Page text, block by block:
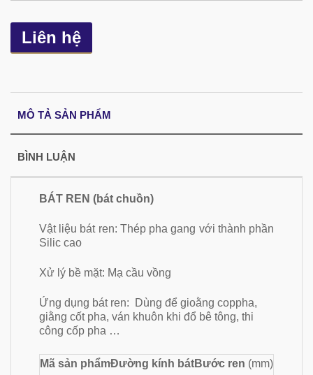
Liên hệ
MÔ TẢ SẢN PHẨM
BÌNH LUẬN
BÁT REN (bát chuồn)
Vật liệu bát ren: Thép pha gang với thành phần
Silic cao
Xử lý bề mặt: Mạ cầu vồng
Ứng dụng bát ren: Dùng để gioằng coppha,
giằng cốt pha, ván khuôn khi đổ bê tông, thi
công cốp pha …
Mã sản phẩmĐường kính bátBước ren (mm)